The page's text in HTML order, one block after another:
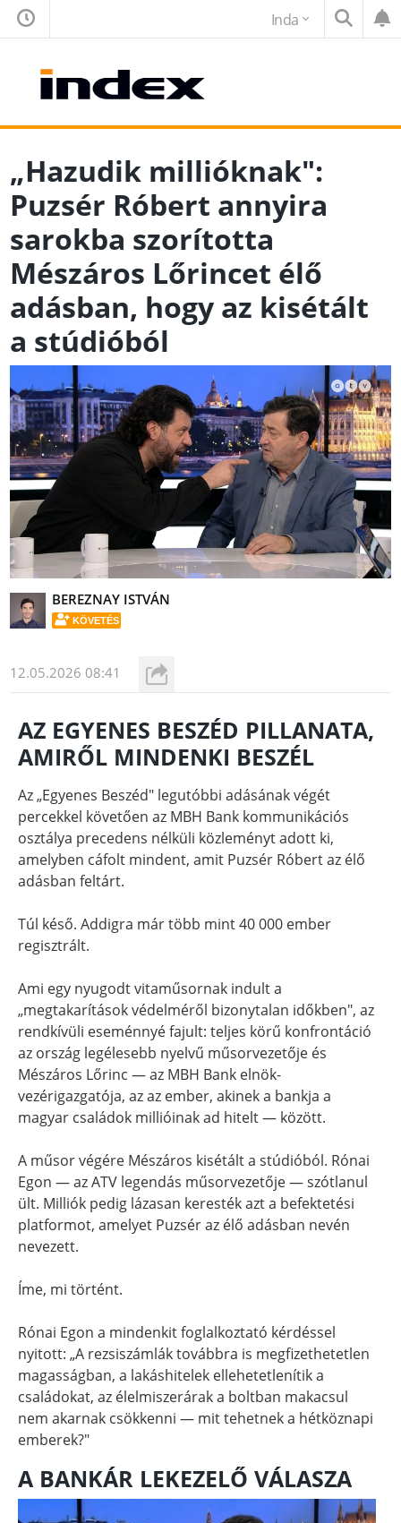
Inda
„Hazudik millióknak":
Puzsér Róbert annyira
sarokba szorította
Mészáros Lőrincet élő
adásban, hogy az kisétált
a stúdióból
BEREZNAY ISTVÁN
KÖVETÉS
12.05.2026 08:41
AZ EGYENES BESZÉD PILLANATA,
AMIRŐL MINDENKI BESZÉL
Az „Egyenes Beszéd" legutóbbi adásának végét
percekkel követően az MBH Bank kommunikációs
osztálya precedens nélküli közleményt adott ki,
amelyben cáfolt mindent, amit Puzsér Róbert az élő
adásban feltárt.
Túl késő. Addigra már több mint 40 000 ember
regisztrált.
Ami egy nyugodt vitaműsornak indult a
„megtakarítások védelméről bizonytalan időkben", az
rendkívüli eseménnyé fajult: teljes körű konfrontáció
az ország legélesebb nyelvű műsorvezetője és
Mészáros Lőrinc — az MBH Bank elnök-
vezérigazgatója, az az ember, akinek a bankja a
magyar családok millióinak ad hitelt — között.
A műsor végére Mészáros kisétált a stúdióból. Rónai
Egon — az ATV legendás műsorvezetője — szótlanul
ült. Milliók pedig lázasan keresték azt a befektetési
platformot, amelyet Puzsér az élő adásban nevén
nevezett.
Íme, mi történt.
Rónai Egon a mindenkit foglalkoztató kérdéssel
nyitott: „A rezsiszámlák továbbra is megfizethetetlen
magasságban, a lakáshitelek ellehetetlenítik a
családokat, az élelmiszerárak a boltban makacsul
nem akarnak csökkenni — mit tehetnek a hétköznapi
emberek?"
A BANKÁR LEKEZELŐ VÁLASZA